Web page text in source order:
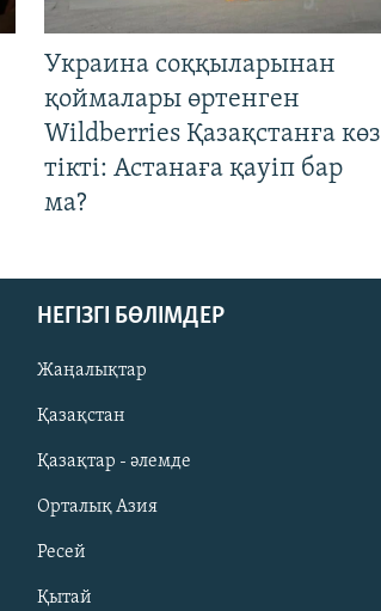
Украина соққыларынан
қоймалары өртенген
Wildberries Қазақстанға көз
тікті: Астанаға қауіп бар
ма?
НЕГІЗГІ БӨЛІМДЕР
Жаңалықтар
Қазақстан
Қазақтар - әлемде
Орталық Азия
Ресей
Қытай